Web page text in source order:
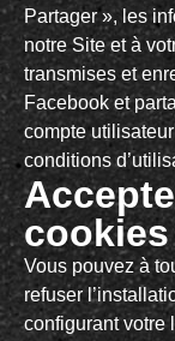
Partager », les
notre Site et à
transmises et
Facebook et
compte
conditions
cookies
Vous pouvez à
refuser
configurant votre